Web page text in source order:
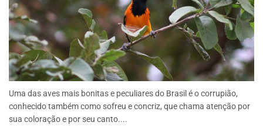
Uma das aves mais bonitas e peculiares do Brasil é o corrupião,
conhecido também como sofreu e concriz, que chama atenção por
sua coloração e por seu canto....